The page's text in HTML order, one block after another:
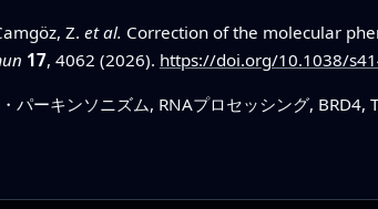
Z. et al. Correction of the molecular
17, 4062 (2026). https://doi.org/10.1038/
パーキンソニズム, RNAプロセッシング, BRD4,